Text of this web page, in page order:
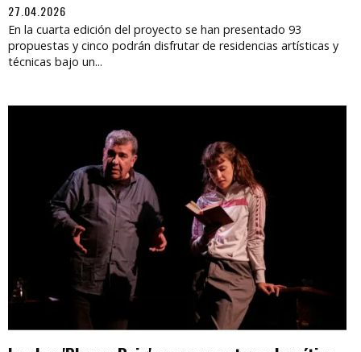
27.04.2026
En la cuarta edición del proyecto se han presentado 93
propuestas y cinco podrán disfrutar de residencias artísticas y
técnicas bajo un...